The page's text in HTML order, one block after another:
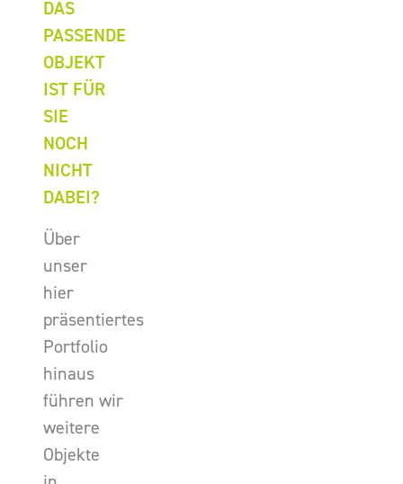
DAS
PASSENDE
OBJEKT
IST FÜR
SIE
NOCH
NICHT
DABEI?
Über
unser
hier
präsentiertes
Portfolio
hinaus
führen wir
weitere
Objekte